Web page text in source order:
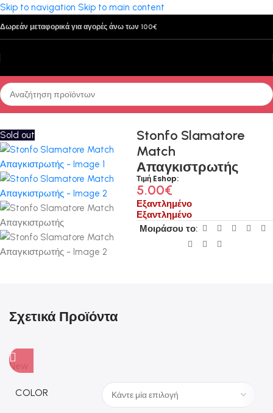
Skip to navigation Skip to main content
Δωρεάν μεταφορικά για αγορές άνω των 100€
Αρχική σελίδα/Παρελκόμενα/Πενσάκια - Ψαλιδάκια - Μαχαίρια
Sold out
Stonfo Slamatore
Match
Απαγκιστρωτής
Τιμή Eshop:
5.00€
Εξαντλημένο
Εξαντλημένο
Μοιράσου το:
Σχετικά Προϊόντα
New
COLOR